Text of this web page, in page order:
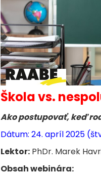
Škola vs.
Ako postupovať, keď
Dátum: 24. apríl 2025
Lektor: PhDr. Marek
Obsah webinára: